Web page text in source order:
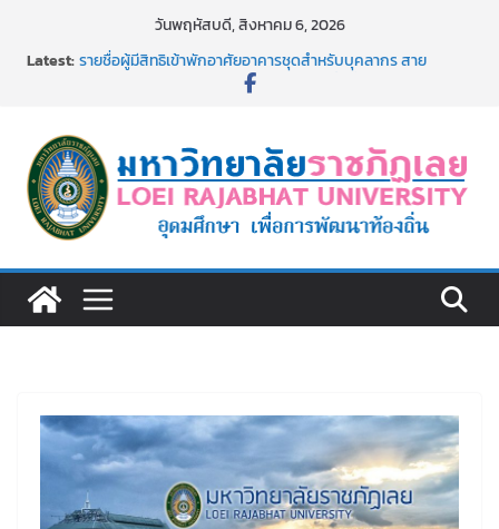
วันพฤหัสบดี, สิงหาคม 6, 2026
Latest:รายชื่อผู้มีสิทธิเข้าพักอาศัยอาคารชุดสำหรับบุคลากร สาย
สนับสนุน สังกัดมหาวิทยาลัยราชภัฏเลย ครั้งที่ 2/2569
๑,๙๗๒ ชุด โดยวิธีเฉพาะเจาะจง
ม.ราชภัฏเลย จัดกิจกรรมจิตอาสาบำเพ็ญสาธารณประโยชน์ และ
บำเพ็ญสาธารณกุศล 69
รายชื่อผู้ผ่านการสอบแข่งขันเพื่อเป็นลูกจ้างชั่วคราว (รายวัน)
สังกัดมหาวิทยาลัยราชภัฏเลย ด้วยเงินนอกงบประมาณ ประเภท